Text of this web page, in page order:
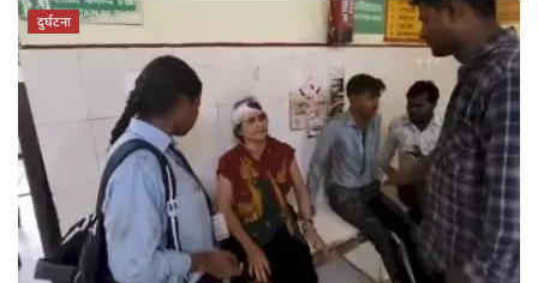
दुर्घटना